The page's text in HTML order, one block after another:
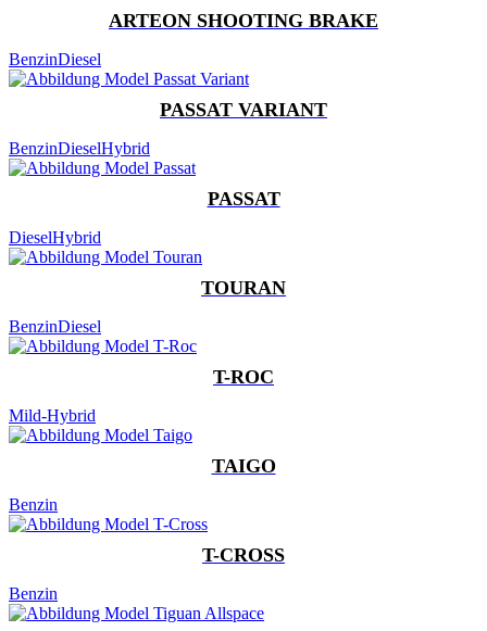
ARTEON SHOOTING BRAKE
BenzinDiesel
PASSAT VARIANT
BenzinDieselHybrid
PASSAT
DieselHybrid
TOURAN
BenzinDiesel
T-ROC
Mild-Hybrid
TAIGO
Benzin
T-CROSS
Benzin